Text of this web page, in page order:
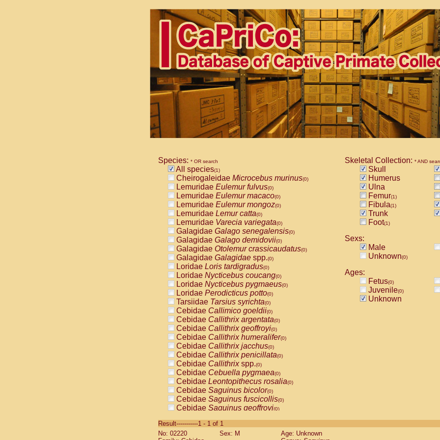
Species: * OR search
All species(1)
Cheirogaleidae Microcebus murinus(0)
Lemuridae Eulemur fulvus(0)
Lemuridae Eulemur macaco(0)
Lemuridae Eulemur mongoz(0)
Lemuridae Lemur catta(0)
Lemuridae Varecia variegata(0)
Galagidae Galago senegalensis(0)
Galagidae Galago demidovii(0)
Galagidae Otolemur crassicaudatus(0)
Galagidae Galagidae spp.(0)
Loridae Loris tardigradus(0)
Loridae Nycticebus coucang(0)
Loridae Nycticebus pygmaeus(0)
Loridae Perodicticus potto(0)
Tarsiidae Tarsius syrichta(0)
Cebidae Callimico goeldii(0)
Cebidae Callithrix argentata(0)
Cebidae Callithrix geoffroyi(0)
Cebidae Callithrix humeralifer(0)
Cebidae Callithrix jacchus(0)
Cebidae Callithrix penicillata(0)
Cebidae Callithrixspp.(0)
Cebidae Cebuella pygmaea(0)
Cebidae Leontopithecus rosalia(0)
Cebidae Saguinus bicolor(0)
Cebidae Saguinus fuscicollis(0)
Cebidae Saguinus geoffroyi(0)
CebidaeSaguinus labiatus(0)
Cebidae Saguinus leucopus (0)
Skeletal Collection: * AND
Skull
Humerus
Ulna
Femur(1)
Fibula(1)
Trunk
Foot(1)
Sexs:
Male
Unknown(0)
Ages:
Fetus(0)
Juvenile(0)
Unknown
Result-----------1 - 1 of 1
No: 02220
Sex: M
Age: Unknown